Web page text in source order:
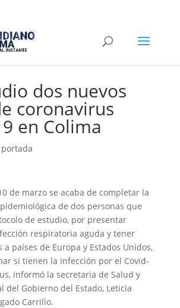
dos nuevos
coronavirus
en Colima
portada
de marzo se acaba de completar la
de dos personas que
de estudio, por presentar
respiratoria aguda y tener
a países de Europa y Estados Unidos,
si tienen la infección por el Covid-
informó la secretaria de Salud y
del Gobierno del Estado, Leticia
Carrillo.